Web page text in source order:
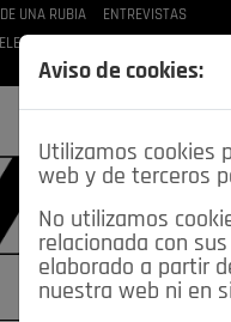
UNA RUBIA ENTREVISTAS
Aviso de cookies:
Utilizamos cookies
web y de terceros
No utilizamos
relacionada con
elaborado a partir
nuestra web ni en